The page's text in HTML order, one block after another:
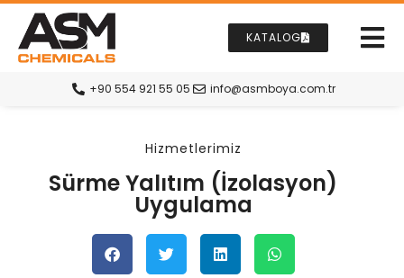
+90 554 921 55 05 info@asmboya.com.tr
KATALOG
Hizmetlerimiz
Sürme Yalıtım (İzolasyon)
Uygulama